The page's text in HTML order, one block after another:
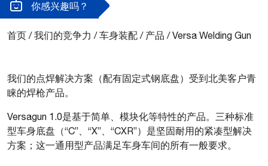
你感兴趣吗？
首页 /我们的竞争力 /车身装配 / 产品 /Versa Welding Gun
​我们的点焊解决方案（配有固定式钢底盘）受到北美客户青
睐的焊枪产品。
Versagun 1.0是基于简单、模块化等特性的产品。三种标准
型车身底盘（“C”、“X”、“CXR”）是坚固耐用的紧凑型解决
方案；这一通用型产品满足车身车间的所有一般要求。